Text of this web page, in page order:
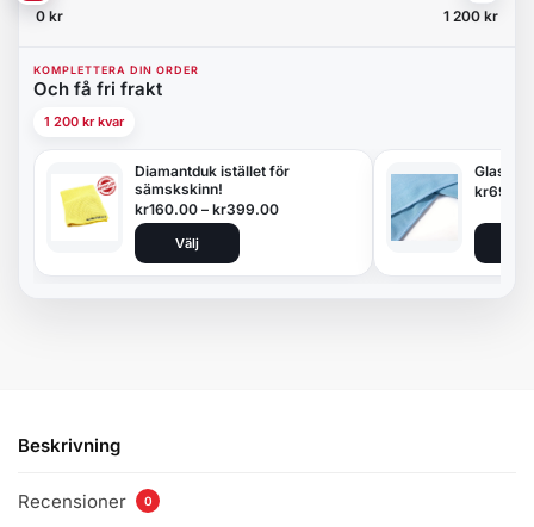
0 kr 1 200 kr
KOMPLETTERA DIN ORDER
Och få fri frakt
1 200 kr kvar
Diamantduk istället för
sämskskinn!
kr160.00 – kr399.00
Välj
kr69.00
Beskrivning
Recensioner 0